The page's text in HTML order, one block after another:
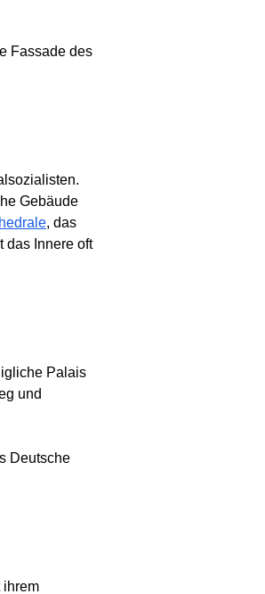
Fassade des
Gebäude
, das
das Innere oft
Palais
und
Deutsche
ihrem